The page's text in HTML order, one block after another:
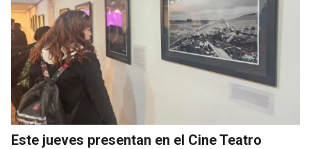
Este jueves presentan en el Cine Teatro